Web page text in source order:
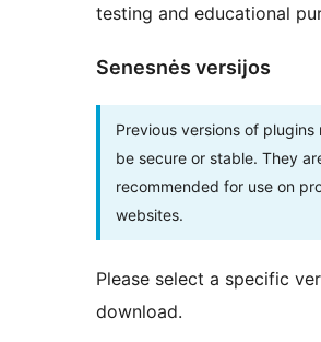
testing and educational
Senesnės versijos
Previous versions of plugins
be secure or stable. They
recommended for use on
websites.
Please select a specific
download.